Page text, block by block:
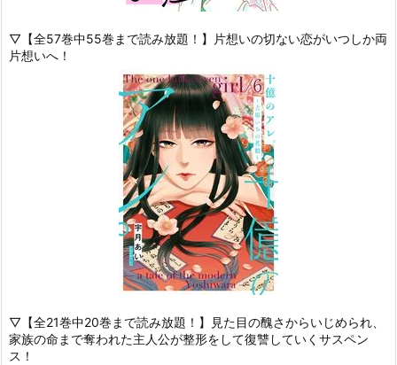
▽【全57巻中55巻まで読み放題！】片想いの切ない恋がいつしか両
片想いへ！
▽【全21巻中20巻まで読み放題！】見た目の醜さからいじめられ、
家族の命まで奪われた主人公が整形をして復讐していくサスペン
ス！